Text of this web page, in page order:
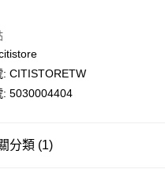
: CITISTORETW
: 5030004404
分類 (1)